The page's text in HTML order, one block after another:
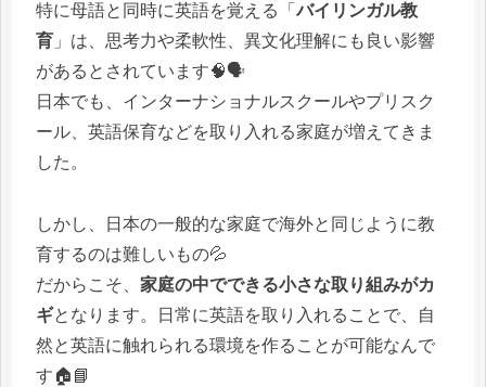
特に母語と同時に英語を覚える「バイリンガル教
育 」は、思考力や柔軟性、異文化理解にも良い影響
があるとされています🧠🗣️
日本でも、インターナショナルスクールやプリスク
ール、英語保育などを取り入れる家庭が増えてきま
した。
しかし、日本の一般的な家庭で海外と同じように教
育するのは難しいもの💦
だからこそ、 家庭の中でできる小さな取り組みがカ
ギとなります。日常に英語を取り入れることで、自
然と英語に触れられる環境を作ることが可能なんで
す🏠📘